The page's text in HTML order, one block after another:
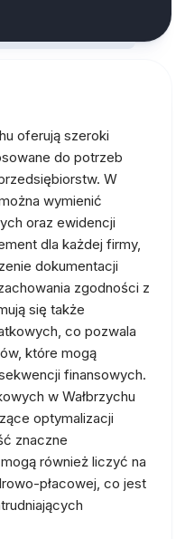
oferują szeroki
do potrzeb
W
wymienić
oraz ewidencji
dla każdej firmy,
dokumentacji
zgodności z
się także
co pozwala
które mogą
finansowych.
w Wałbrzychu
optymalizacji
znaczne
również liczyć na
płacowej, co jest